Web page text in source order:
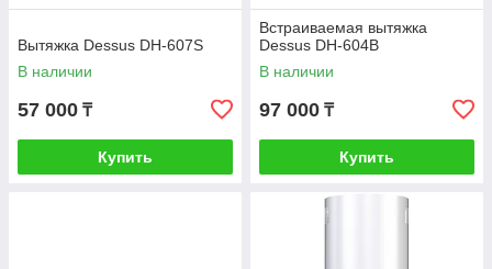
Вытяжка Dessus DH-607S
В наличии
57 000 ₸
Купить
Встраиваемая вытяжка
Dessus DH-604B
В наличии
97 000 ₸
Купить